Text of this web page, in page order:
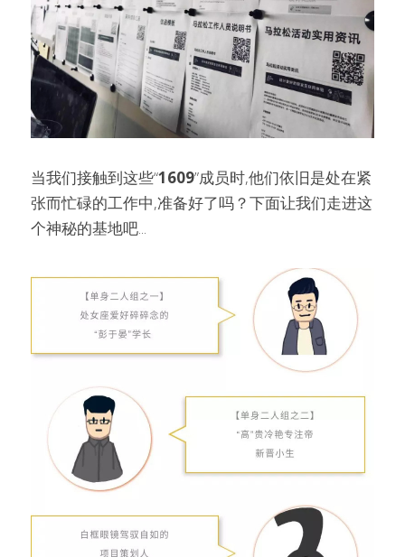
当我们接触到这些“1609”成员时,他们依旧是处在紧
张而忙碌的工作中,准备好了吗？下面让我们走进这
个神秘的基地吧...